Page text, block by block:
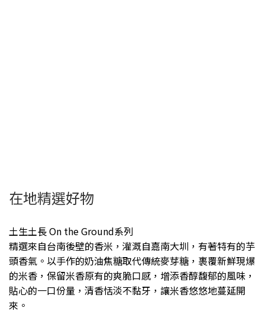
在地精選好物
土生土長 On the Ground系列
精選來自台南後壁的香米，灌溉自嘉南大圳，有著特有的芋
頭香氣。以手作的奶油焦糖取代傳統麥芽糖，裹覆新鮮現爆
的米香，保留米香原有的爽脆口感，增添香醇馥郁的風味，
貼心的一口份量，清香恬淡不黏牙，讓米香悠悠地蔓延開
來。